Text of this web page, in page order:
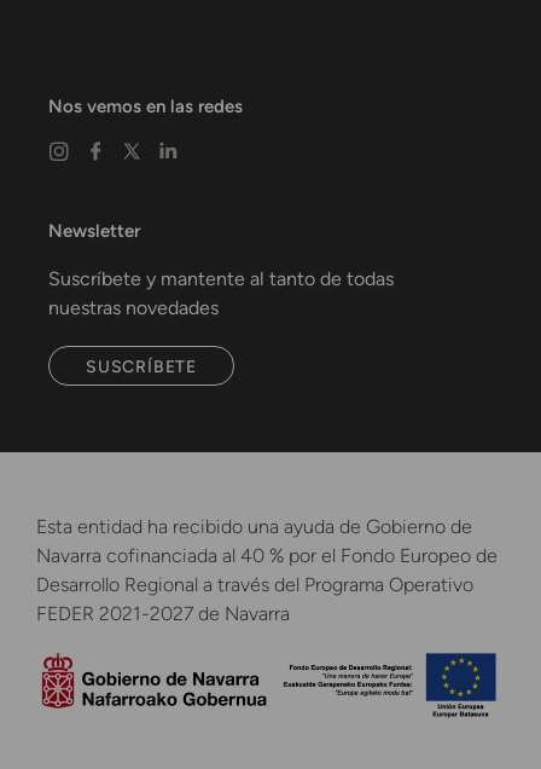
Nos vemos en las redes
Newsletter
Suscríbete y mantente al tanto de todas
nuestras novedades
SUSCRÍBETE
Esta entidad ha recibido una ayuda de Gobierno de
Navarra cofinanciada al 40 % por el Fondo Europeo de
Desarrollo Regional a través del Programa Operativo
FEDER 2021-2027 de Navarra